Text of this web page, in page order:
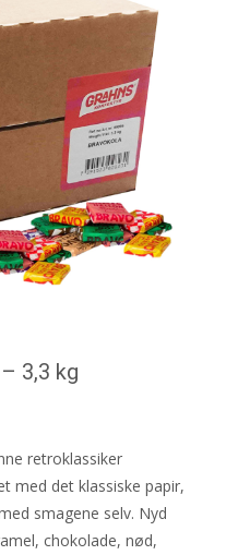
3,3 kg
retroklassiker
med det klassiske papir,
smagene selv. Nyd
chokolade, nød,